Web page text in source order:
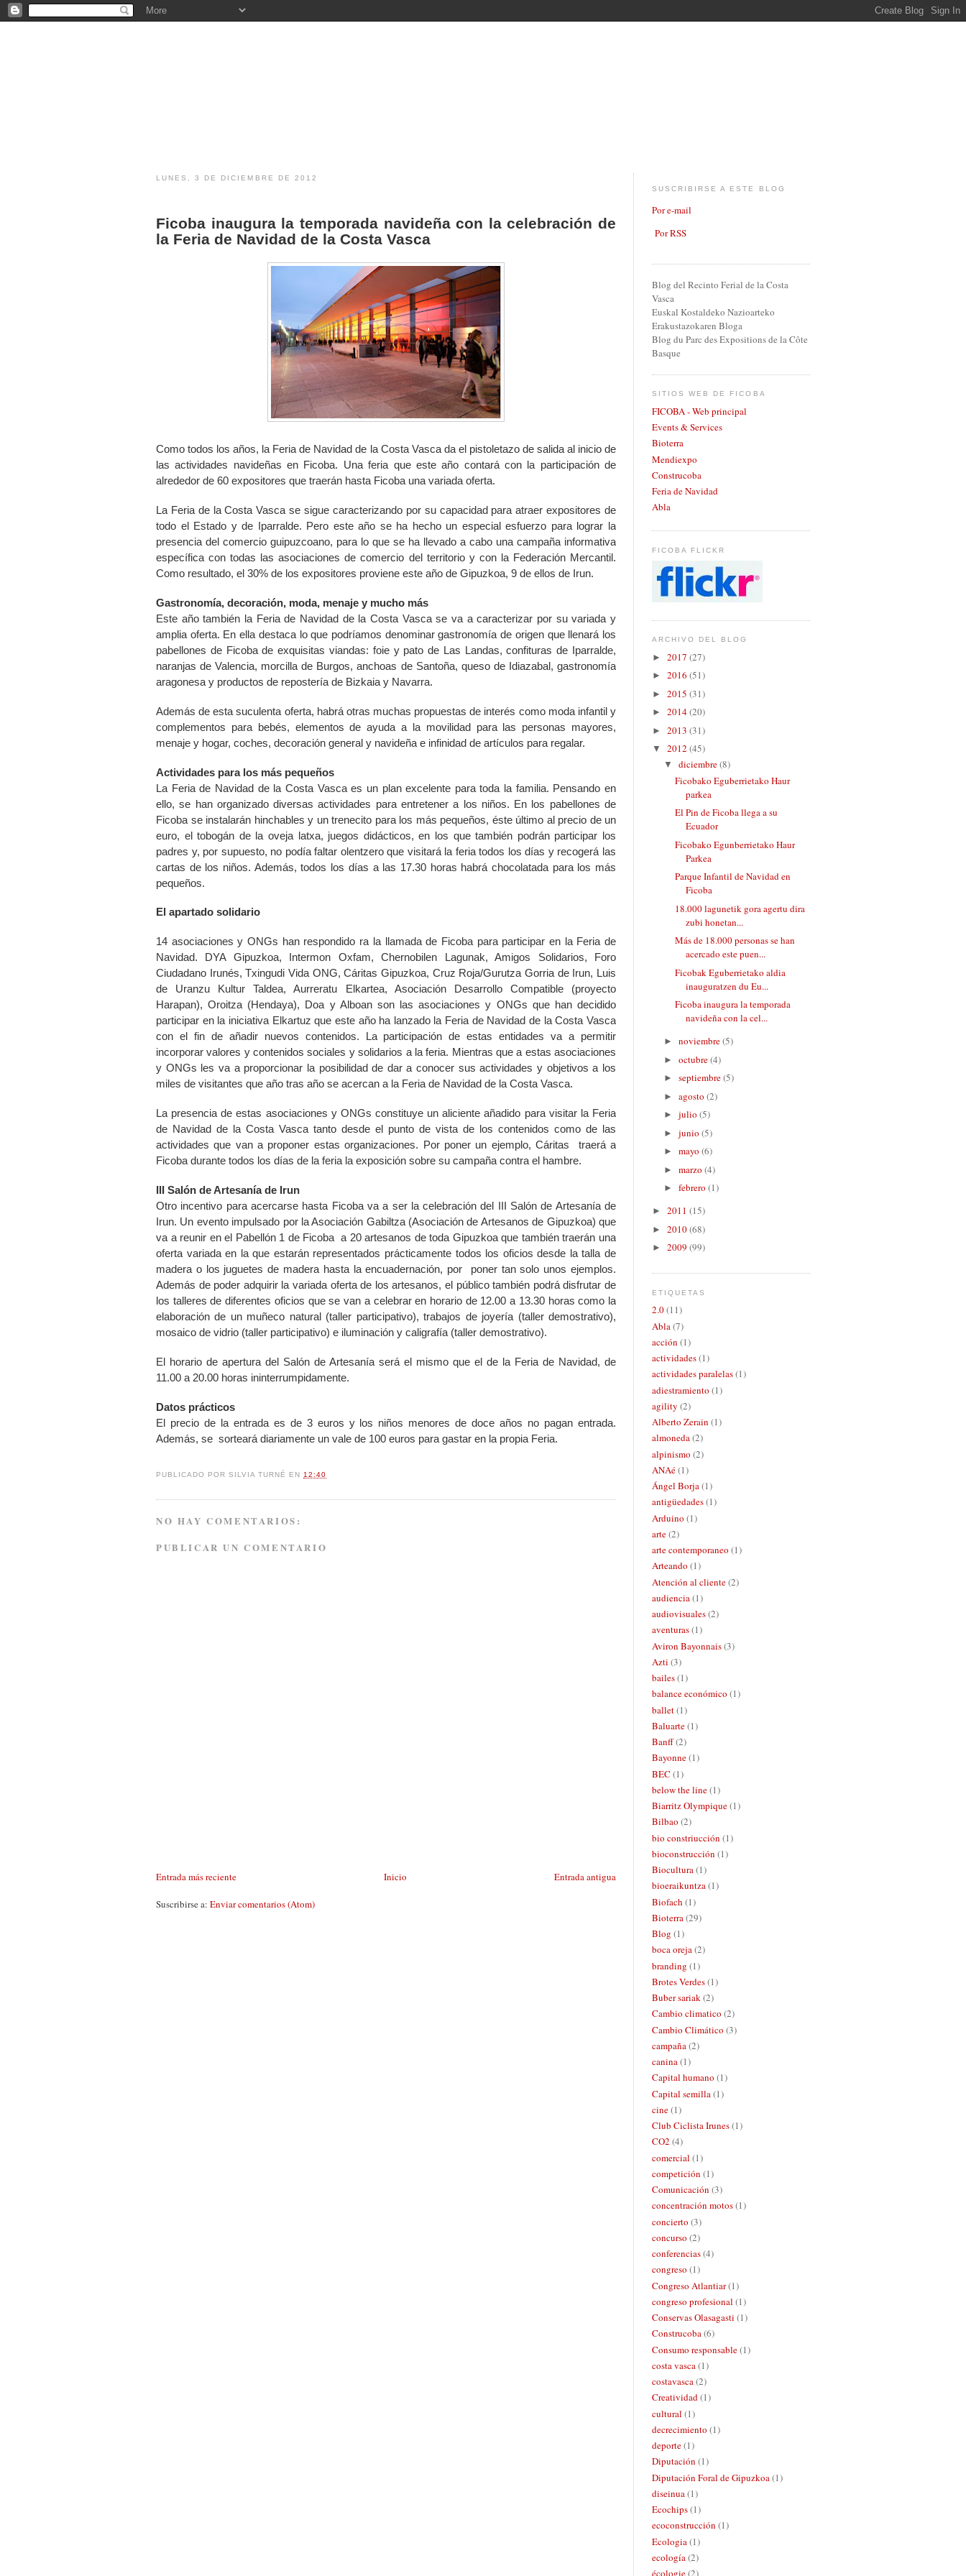
LUNES, 3 DE DICIEMBRE DE 2012
Ficoba inaugura la temporada navideña con la celebración de
la Feria de Navidad de la Costa Vasca
Como todos los años, la Feriade Navidad de la CostaVascada el pistoletazo de salida al inicio de
las actividades navideñas en Ficoba. Una feria que este año contará con la participación de
alrededor de 60 expositores que traerán hasta Ficoba una variada oferta.
La Feriade la CostaVascase sigue caracterizando por su capacidad para atraer expositores de
todo el Estado y de Iparralde. Pero este año se ha hecho un especial esfuerzo para lograr la
presencia del comercio guipuzcoano, para lo que se ha llevado a cabo una campaña informativa
específica con todas las asociaciones de comercio del territorio y con la FederaciónMercantil.
Como resultado, el 30% de los expositores proviene este año de Gipuzkoa, 9 de ellos de Irun.
Gastronomía, decoración, moda, menaje y mucho más
Este año también la Feriade Navidad de la CostaVascase va a caracterizar por su variada y
amplia oferta. En ella destaca lo que podríamos denominar gastronomía de origen que llenará los
pabellones de Ficoba de exquisitas viandas: foie y pato de Las Landas, confituras de Iparralde,
naranjas de Valencia, morcilla de Burgos, anchoas de Santoña, queso de Idiazabal, gastronomía
aragonesa y productos de repostería de Bizkaia y Navarra.
Además de esta suculenta oferta, habrá otras muchas propuestas de interés como moda infantil y
complementos para bebés, elementos de ayuda a la movilidad para las personas mayores,
menaje y hogar, coches, decoración general y navideña e infinidad de artículos para regalar.
Actividades para los más pequeños
La Feriade Navidad de la CostaVascaes un plan excelente para toda la familia. Pensando en
ello, se han organizado diversas actividades para entretener a los niños. En los pabellones de
Ficoba se instalarán hinchables y un trenecito para los más pequeños, éste último al precio de un
euro, el tobogán de la oveja latxa, juegos didácticos, en los que también podrán participar los
padres y, por supuesto, no podía faltar olentzero que visitará la feria todos los días y recogerá las
cartas de los niños. Además, todos los días a las 17.30 horas habrá chocolatada para los más
pequeños.
El apartado solidario
14 asociaciones y ONGs han respondido ra la llamada de Ficobapara participar en la Feriade
Navidad. DYA Gipuzkoa, Intermon Oxfam,Chernobilen Lagunak, Amigos Solidarios, Foro
Ciudadano Irunés, Txingudi Vida ONG, Cáritas Gipuzkoa, Cruz Roja/Gurutza Gorria de Irun, Luis
de Uranzu Kultur Taldea, Aurreratu Elkartea, Asociación Desarrollo Compatible (proyecto
Harapan), Oroitza (Hendaya), Doa y Alboan son las asociaciones y ONGs que han decidido
participar en la iniciativa Elkartuz que este año ha lanzado la Feriade Navidad de la CostaVasca
con el fin de añadir nuevos contenidos. La participación de estas entidades va a permitir
incorporar valores y contenidos sociales y solidarios a la feria. Mientras que a estas asociaciones
y ONGs les va a proporcionar la posibilidad de dar a conocer sus actividades y objetivos a los
miles de visitantes que año tras año se acercan a la Feriade Navidad de la CostaVasca.
La presencia de estas asociaciones y ONGs constituye un aliciente añadido para visitar la Feria
de Navidad de
la CostaVascatanto desde el punto de vista de los contenidos como de las
actividades que van a proponer estas organizaciones. Por poner un ejemplo, Cáritas traerá a
Ficoba durante todos los días de la feria la exposición sobre su campaña contra el hambre.
III Salón de Artesanía de Irun
Otro incentivo para acercarse hasta Ficobava a ser la celebración del III Salón de Artesanía de
Irun. Un evento impulsado por la Asociación Gabiltza(Asociación de Artesanos de Gipuzkoa) que
va a reunir en el Pabellón 1 de Ficobaa 20 artesanos de toda Gipuzkoa que también traerán una
oferta variada en la que estarán representados prácticamente todos los oficios desde la talla de
madera o los juguetes de madera hasta la encuadernación, por poner tan solo unos ejemplos.
Además de poder adquirir la variada oferta de los artesanos, el público también podrá disfrutar de
los talleres de diferentes oficios que se van a celebrar en horario de 12.00 a13.30 horas como la
elaboración de un muñeco natural (taller participativo), trabajos de joyería (taller demostrativo),
mosaico de vidrio (taller participativo) e iluminación y caligrafía (taller demostrativo).
El horario de apertura del Salón de Artesanía será el mismo que el de la Feriade Navidad, de
11.00 a20.00 horas ininterrumpidamente.
Datos prácticos
El precio de la entrada es de 3 euros y los niños menores de doce años no pagan entrada.
Además, se sorteará diariamente un vale de 100 euros para gastar en la propia Feria.
PUBLICADO PORSILVIA TURNÉ EN12:40
NO HAY COMENTARIOS:
PUBLICAR UN COMENTARIO
Entrada más reciente Entrada antigua
Inicio
Suscribirse a: Enviar comentarios (Atom)
SUSCRIBIRSE A ESTE BLOG
Por e-mail
Por RSS
Blog del Recinto Ferial de la Costa
Vasca
Euskal Kostaldeko Nazioarteko
Erakustazokaren Bloga
Blog du Parc des Expositions de la Côte
Basque
SITIOS WEB DE FICOBA
FICOBA - Web principal
Events & Services
Bioterra
Mendiexpo
Construcoba
Feria de Navidad
Abla
FICOBA FLICKR
ARCHIVO DEL BLOG
► 2017 (27)
► 2016 (51)
► 2015 (31)
► 2014(20)
► 2013 (31)
▼ 2012 (45)
▼ diciembre(8)
Ficobako Eguberrietako Haur
parkea
El Pin de Ficoba llega a su
Ecuador
Ficobako Egunberrietako Haur
Parkea
Parque Infantil de Navidad en
Ficoba
18.000 lagunetik gora agertu dira
zubi honetan...
Más de 18.000 personas se han
acercado este puen...
Ficobak Eguberrietako aldia
inauguratzen du Eu...
Ficoba inaugura la temporada
navideña con la cel...
► noviembre(5)
► octubre(4)
► septiembre(5)
► agosto (2)
► julio (5)
► junio (5)
► mayo (6)
► marzo (4)
► febrero (1)
► 2011 (15)
► 2010(68)
► 2009 (99)
ETIQUETAS
2.0(11)
Abla (7)
acción (1)
actividades(1)
actividades paralelas(1)
adiestramiento (1)
agility (2)
Alberto Zerain (1)
almoneda(2)
alpinismo (2)
ANAé(1)
Ángel Borja(1)
antigüedades(1)
Arduino (1)
arte(2)
arte contemporaneo (1)
Arteando (1)
Atención al cliente(2)
audiencia(1)
audiovisuales(2)
aventuras(1)
Aviron Bayonnais(3)
Azti (3)
bailes(1)
balance económico (1)
ballet(1)
Baluarte(1)
Banff(2)
Bayonne(1)
BEC (1)
below the line(1)
Biarritz Olympique(1)
Bilbao (2)
bio constriucción (1)
bioconstrucción (1)
Biocultura(1)
bioeraikuntza(1)
Biofach (1)
Bioterra(29)
Blog (1)
boca oreja(2)
branding (1)
Brotes Verdes(1)
Buber sariak(2)
Cambio climatico (2)
Cambio Climático (3)
campaña(2)
canina(1)
Capital humano (1)
Capital semilla (1)
cine(1)
Club Ciclista Irunes(1)
CO2 (4)
comercial (1)
competición (1)
Comunicación (3)
concentración motos(1)
concierto (3)
concurso (2)
conferencias(4)
congreso (1)
Congreso Atlantiar(1)
congreso profesional (1)
Conservas Olasagasti (1)
Construcoba(6)
Consumo responsable(1)
costa vasca(1)
costavasca(2)
Creatividad(1)
cultural (1)
decrecimiento (1)
deporte(1)
Diputación (1)
Diputación Foral de Gipuzkoa (1)
diseinua(1)
Ecochips(1)
ecoconstrucción (1)
Ecologia (1)
ecología(2)
écologie(2)